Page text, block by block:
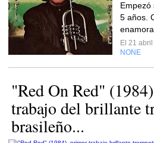
Empezó
5 años.
El 21
NONE
"Red On Red"
trabajo del brillante
brasileño...